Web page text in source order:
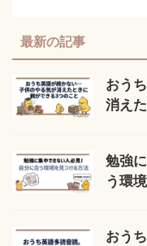
最新の記事
おう
消え
勉強
う環
おう